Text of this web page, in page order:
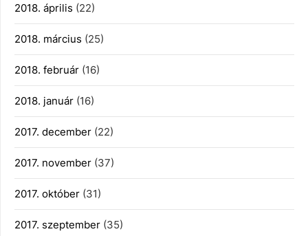
2018. április (22)
2018. március (25)
2018. február (16)
2018. január (16)
2017. december (22)
2017. november (37)
2017. október (31)
2017. szeptember (35)